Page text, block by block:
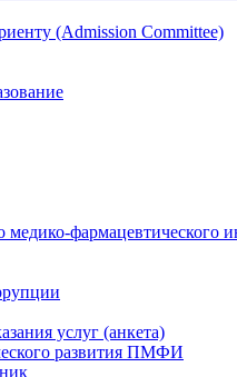
(Admission Committee)
фармацевтического
услуг (анкета)
развития ПМФИ